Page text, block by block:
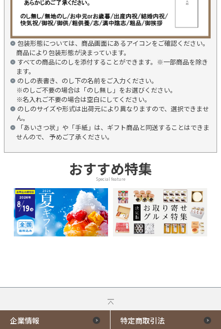
包装形態については、商品画面にあるアイコンをご確認ください。
商品により包装形態が決まっています。
すべての商品にのしを添付することができます。※一部商品を除き
ます。
のしの表書き、のし下の名前をご入力ください。
※のしご不要の場合は「のし無し」をお選びください。
※名入れご不要の場合は空白にしてください。
のしのサイズや形式は出荷元により異なりますので、選択できませ
ん。
「あいさつ状」や「手紙」は、ギフト商品と同送することはできま
せんので、 予めご了承ください。
おすすめ特集
Special feature
企業情報 特定商取引法